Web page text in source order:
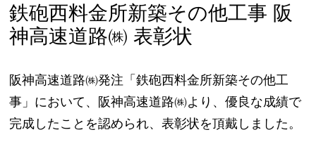
鉄砲西料金所新築その他工事 阪
神高速道路㈱ 表彰状
阪神高速道路㈱発注「鉄砲西料金所新築その他工
事」において、阪神高速道路㈱より、優良な成績で
完成したことを認められ、表彰状を頂戴しました。